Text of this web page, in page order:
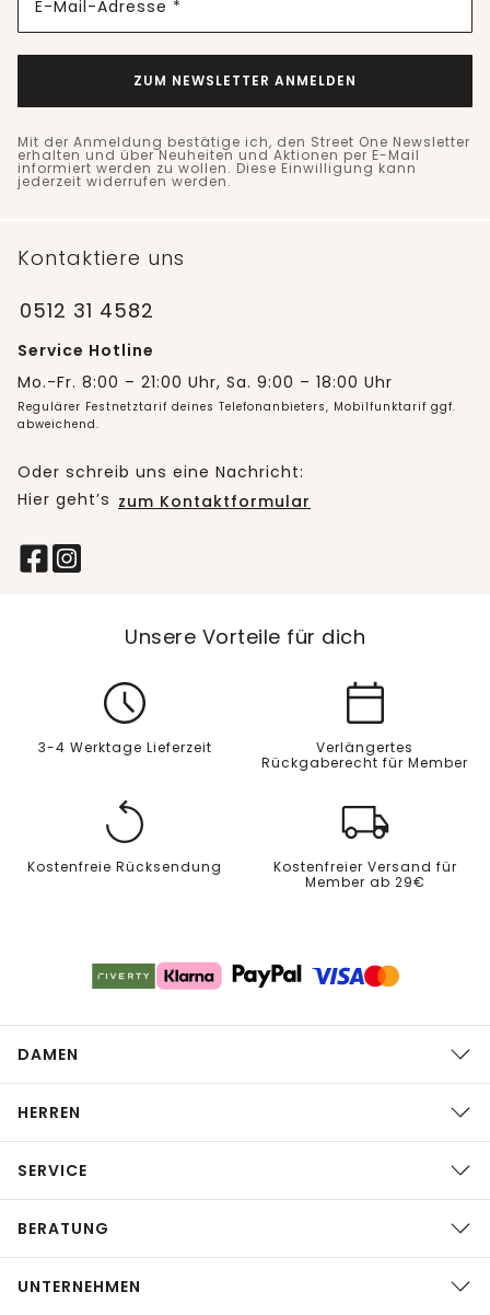
E-Mail-Adresse *
ZUM NEWSLETTER ANMELDEN
Mit der Anmeldung bestätige ich, den Street One Newsletter
erhalten und über Neuheiten und Aktionen per E-Mail
informiert werden zu wollen. Diese Einwilligung kann
jederzeit widerrufen werden.
Kontaktiere uns
0512 31 4582
Service Hotline
Mo.-Fr. 8:00 – 21:00 Uhr, Sa. 9:00 – 18:00 Uhr
Regulärer Festnetztarif deines Telefonanbieters, Mobilfunktarif ggf.
abweichend.
Oder schreib uns eine Nachricht:
Hier geht’s zum Kontaktformular
Unsere Vorteile für dich
3-4 Werktage Lieferzeit
Verlängertes
Rückgaberecht für Member
Kostenfreie Rücksendung
Kostenfreier Versand für
Member ab 29€
DAMEN
HERREN
SERVICE
BERATUNG
UNTERNEHMEN